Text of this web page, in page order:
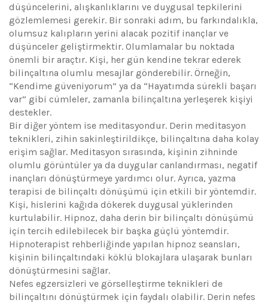
düşüncelerini, alışkanlıklarını ve duygusal tepkilerini
gözlemlemesi gerekir. Bir sonraki adım, bu farkındalıkla,
olumsuz kalıpların yerini alacak pozitif inançlar ve
düşünceler geliştirmektir. Olumlamalar bu noktada
önemli bir araçtır. Kişi, her gün kendine tekrar ederek
bilinçaltına olumlu mesajlar gönderebilir. Örneğin,
“Kendime güveniyorum” ya da “Hayatımda sürekli başarı
var” gibi cümleler, zamanla bilinçaltına yerleşerek kişiyi
destekler.
Bir diğer yöntem ise meditasyondur. Derin meditasyon
teknikleri, zihin sakinleştirildikçe, bilinçaltına daha kolay
erişim sağlar. Meditasyon sırasında, kişinin zihninde
olumlu görüntüler ya da duygular canlandırması, negatif
inançları dönüştürmeye yardımcı olur. Ayrıca, yazma
terapisi de bilinçaltı dönüşümü için etkili bir yöntemdir.
Kişi, hislerini kağıda dökerek duygusal yüklerinden
kurtulabilir. Hipnoz, daha derin bir bilinçaltı dönüşümü
için tercih edilebilecek bir başka güçlü yöntemdir.
Hipnoterapist rehberliğinde yapılan hipnoz seansları,
kişinin bilinçaltındaki köklü blokajlara ulaşarak bunları
dönüştürmesini sağlar.
Nefes egzersizleri ve görselleştirme teknikleri de
bilinçaltını dönüştürmek için faydalı olabilir. Derin nefes